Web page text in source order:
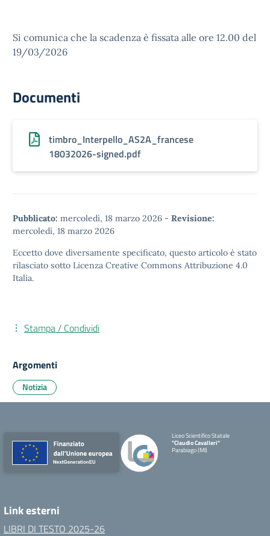
Si comunica che la scadenza è fissata alle ore 12.00 del
19/03/2026
Documenti
timbro_Interpello_AS2A_francese
18032026-signed.pdf
Pubblicato: mercoledì, 18 marzo 2026 - Revisione:
mercoledì, 18 marzo 2026
Eccetto dove diversamente specificato, questo articolo è stato
rilasciato sotto Licenza Creative Commons Attribuzione 4.0
Italia.
Stampa / Condividi
Argomenti
Notizia
Liceo Scientifico Statale
"Claudio Cavalleri"
Parabiago (MI)
Link esterni
LIBRI DI TESTO 2025-26